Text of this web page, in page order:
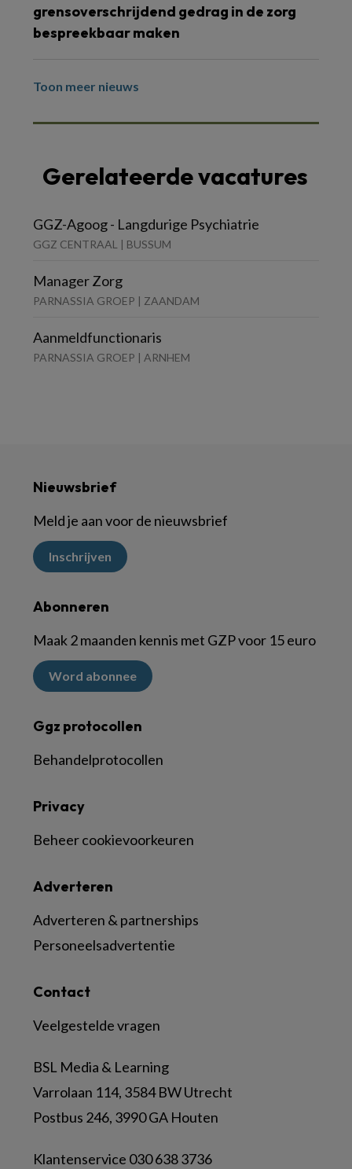
grensoverschrijdend gedrag in de zorg
bespreekbaar maken
Toon meer nieuws
Gerelateerde vacatures
GGZ-Agoog - Langdurige Psychiatrie
GGZ CENTRAAL | BUSSUM
Manager Zorg
PARNASSIA GROEP | ZAANDAM
Aanmeldfunctionaris
PARNASSIA GROEP | ARNHEM
Nieuwsbrief
Meld je aan voor de nieuwsbrief
Inschrijven
Abonneren
Maak 2 maanden kennis met GZP voor 15 euro
Word abonnee
Ggz protocollen
Behandelprotocollen
Contact
Veelgestelde vragen
BSL Media & Learning
Varrolaan 114, 3584 BW Utrecht
Postbus 246, 3990 GA Houten
Klantenservice 030 638 3736
Adverteren
Adverteren & partnerships
Personeelsadvertentie
Privacy
Beheer cookievoorkeuren